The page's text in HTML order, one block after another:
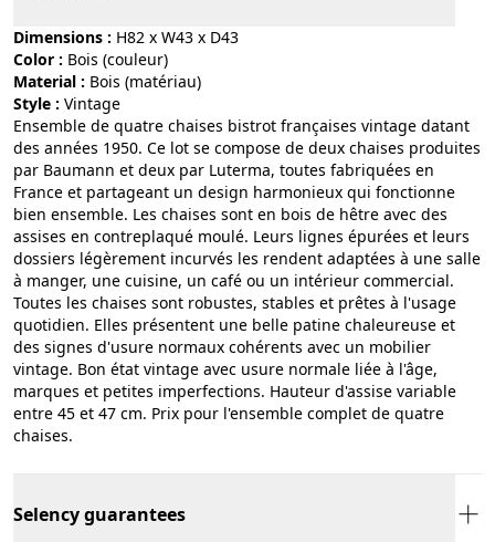
Dimensions : H82 x W43 x D43
Color :
bois (couleur)
Material :
bois (matériau)
Style :
vintage
Ensemble de quatre chaises bistrot françaises vintage datant
des années 1950. Ce lot se compose de deux chaises produites
par Baumann et deux par Luterma, toutes fabriquées en
France et partageant un design harmonieux qui fonctionne
bien ensemble. Les chaises sont en bois de hêtre avec des
assises en contreplaqué moulé. Leurs lignes épurées et leurs
dossiers légèrement incurvés les rendent adaptées à une salle
à manger, une cuisine, un café ou un intérieur commercial.
Toutes les chaises sont robustes, stables et prêtes à l'usage
quotidien. Elles présentent une belle patine chaleureuse et
des signes d'usure normaux cohérents avec un mobilier
vintage. Bon état vintage avec usure normale liée à l'âge,
marques et petites imperfections. Hauteur d'assise variable
entre 45 et 47 cm. Prix pour l'ensemble complet de quatre
chaises.
Selency guarantees